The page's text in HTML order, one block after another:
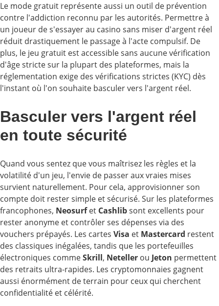
Le mode gratuit représente aussi un outil de prévention
contre l'addiction reconnu par les autorités. Permettre à
un joueur de s'essayer au casino sans miser d'argent réel
réduit drastiquement le passage à l'acte compulsif. De
plus, le jeu gratuit est accessible sans aucune vérification
d'âge stricte sur la plupart des plateformes, mais la
réglementation exige des vérifications strictes (KYC) dès
l'instant où l'on souhaite basculer vers l'argent réel.
Basculer vers l'argent réel
en toute sécurité
Quand vous sentez que vous maîtrisez les règles et la
volatilité d'un jeu, l'envie de passer aux vraies mises
survient naturellement. Pour cela, approvisionner son
compte doit rester simple et sécurisé. Sur les plateformes
francophones, Neosurfet Cashlibsont excellents pour
rester anonyme et contrôler ses dépenses via des
vouchers prépayés. Les cartes Visa et Mastercard restent
des classiques inégalées, tandis que les portefeuilles
électroniques commeSkrill, Neteller ou Jeton permettent
des retraits ultra-rapides. Les cryptomonnaies gagnent
aussi énormément de terrain pour ceux qui cherchent
confidentialité et célérité.